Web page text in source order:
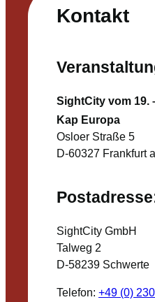
Kontakt
SightCity vom 19.
Kap Europa
Osloer Straße 5
D-60327 Frankfurt
SightCity GmbH
Talweg 2
D-58239 Schwerte
Telefon: +49 (0)